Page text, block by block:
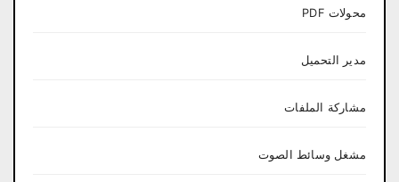
محولات PDF
مدير التحميل
مشاركة الملفات
مشغل وسائط الصوت